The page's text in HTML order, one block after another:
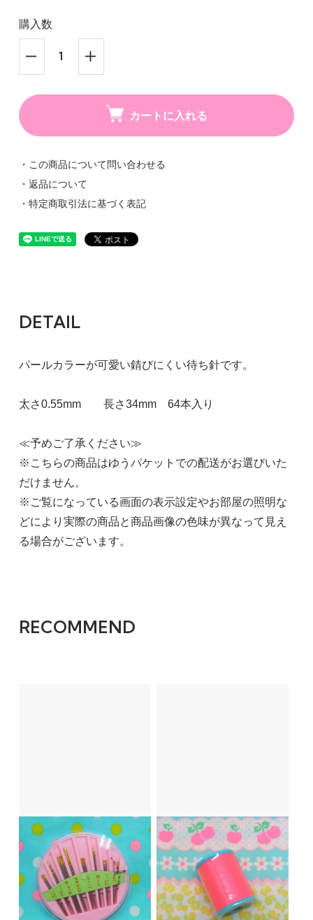
購入数
カートに入れる
・この商品について問い合わせる
・返品について
・特定商取引法に基づく表記
DETAIL
パールカラーが可愛い錆びにくい待ち針です。
太さ0.55mm 長さ34mm 64本入り
≪予めご了承ください≫
※こちらの商品はゆうパケットでの配送がお選びいた
だけません。
※ご覧になっている画面の表示設定やお部屋の照明な
どにより実際の商品と商品画像の色味が異なって見え
る場合がございます。
RECOMMEND